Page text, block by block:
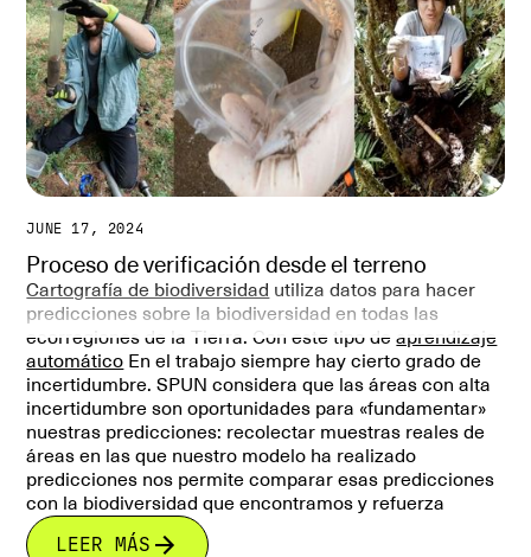
JUNE 17, 2024
Proceso de verificación desde el terreno
Cartografía de biodiversidad utiliza datos para hacer
predicciones sobre la biodiversidad en todas las
ecorregiones de la Tierra. Con este tipo deaprendizaje
automático En el trabajo siempre hay cierto grado de
incertidumbre. SPUN considera que las áreas con alta
incertidumbre son oportunidades para «fundamentar»
nuestras predicciones: recolectar muestras reales de
áreas en las que nuestro modelo ha realizado
predicciones nos permite comparar esas predicciones
con la biodiversidad que encontramos y refuerza
nuestros modelos.
LEER MÁS